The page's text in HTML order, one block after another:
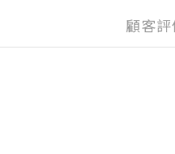
顧客評